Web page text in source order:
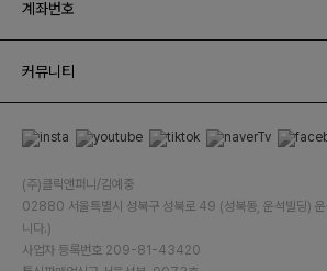
계좌번호
커뮤니티
(주)클릭앤퍼니/김예중
02880 서울특별시 성북구 성북로 49 (성북동, 운석빌딩) 운
니다.)
사업자 등록번호 209-81-43420